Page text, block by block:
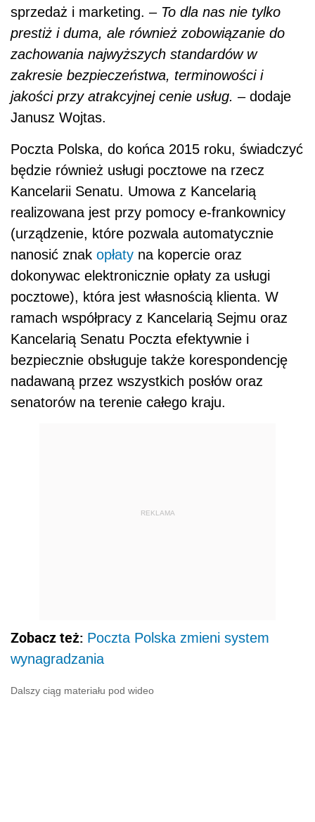
sprzedaż i marketing. – To dla nas nie tylko
prestiż i duma, ale również zobowiązanie do
zachowania najwyższych standardów w
zakresie bezpieczeństwa, terminowości i
jakości przy atrakcyjnej cenie usług. – dodaje
Janusz Wojtas.
Poczta Polska, do końca 2015 roku, świadczyć
będzie również usługi pocztowe na rzecz
Kancelarii Senatu. Umowa z Kancelarią
realizowana jest przy pomocy e-frankownicy
(urządzenie, które pozwala automatycznie
nanosić znak opłaty na kopercie oraz
dokonywac elektronicznie opłaty za usługi
pocztowe), która jest własnością klienta. W
ramach współpracy z Kancelarią Sejmu oraz
Kancelarią Senatu Poczta efektywnie i
bezpiecznie obsługuje także korespondencję
nadawaną przez wszystkich posłów oraz
senatorów na terenie całego kraju.
REKLAMA
Zobacz też: Poczta Polska zmieni system
wynagradzania
Dalszy ciąg materiału pod wideo